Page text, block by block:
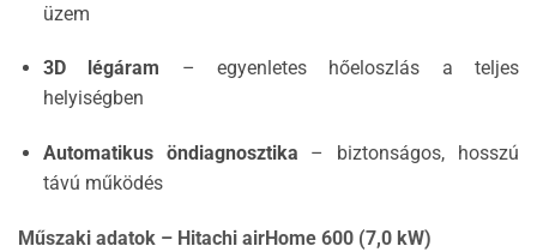
üzem
3D légáram – egyenletes hőeloszlás a teljes
helyiségben
Automatikus öndiagnosztika – biztonságos, hosszú
távú működés
Műszaki adatok – Hitachi airHome 600 (7,0 kW)